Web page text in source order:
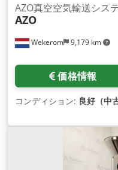
Wekerom 9,179 km
AZO真空空気輸送シス
AZO
価格情報
コンディション: 良好（中